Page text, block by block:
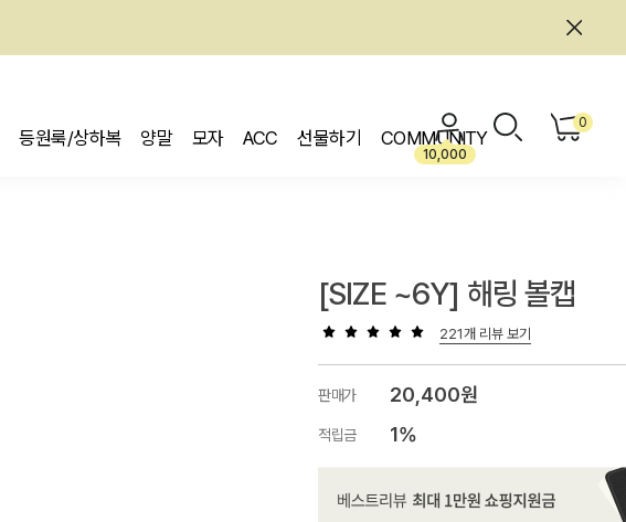
등원룩/상하복 양말 모자 ACC 선물하기 COMMUNITY
10,000
0
[SIZE ~6Y] 해링 볼캡
221개 리뷰 보기
판매가 20,400원
적립금 1%